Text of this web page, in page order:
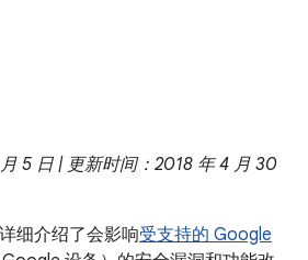
5 日 | 更新时间：2018 年 4 月 30
细介绍了会影响受支持的 Google